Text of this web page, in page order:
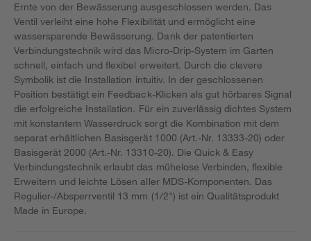
Ernte von der Bewässerung ausgeschlossen werden. Das
Ventil verleiht eine hohe Flexibilität und ermöglicht eine
wassersparende Bewässerung. Dank der patentierten
Verbindungstechnik wird das Micro-Drip-System im Garten
schnell, einfach und flexibel erweitert. Durch die clevere
Symbolik ist die Installation intuitiv. In der geschlossenen
Position bestätigt ein Feedback-Klicken als gut hörbares Signal
die erfolgreiche Installation. Für ein zuverlässig dichtes System
mit konstantem Wasserdruck sorgt die Kombination mit dem
separat erhältlichen Basisgerät 1000 (Art.-Nr. 13333-20) oder
Basisgerät 2000 (Art.-Nr. 13310-20). Die Quick & Easy
Verbindungstechnik erlaubt das mühelose Verbinden, flexible
Erweitern und leichte Lösen aller MDS-Komponenten. Das
Regulier-/Absperrventil 13 mm (1/2") ist ein Qualitätsprodukt
Made in Europe.